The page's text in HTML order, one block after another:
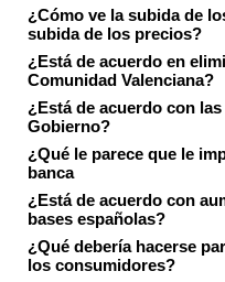
¿Cómo ve la subida de
subida de los precios?
¿Está de acuerdo en
Comunidad Valenciana?
¿Está de acuerdo con
Gobierno?
¿Qué le parece que le
banca
¿Está de acuerdo con
bases españolas?
¿Qué debería hacerse
los consumidores?